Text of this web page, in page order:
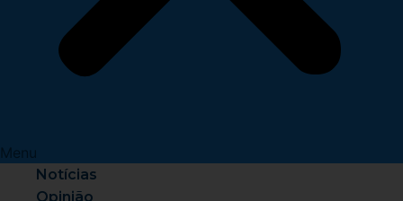
Menu
Notícias
Opinião